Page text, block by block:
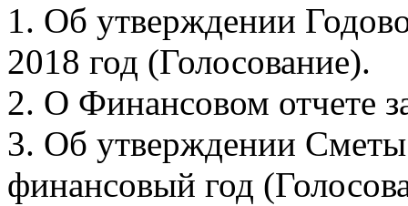
1. Об утверждении
2018 год (Голосование).
2. О Финансовом отчете
3. Об утверждении Сметы
финансовый год